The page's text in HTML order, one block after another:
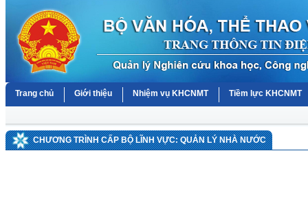
Trang chủ Giới thiệu Nhiệm vụ KHCNMT Tiềm lực KHCNMT
CHƯƠNG TRÌNH CẤP BỘ LĨNH VỰC: QUẢN LÝ NHÀ NƯỚC